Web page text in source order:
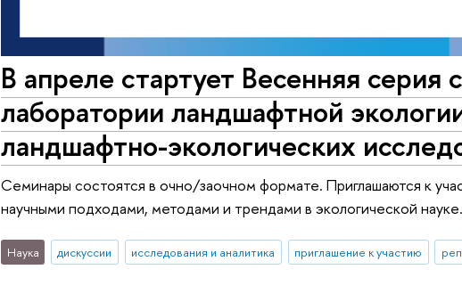
В апреле стартует Весенняя
лаборатории ландшафтной
ландшафтно-экологических
Семинары состоятся в очно/заочном формате. Приглашаются к
научными подходами, методами и трендами в экологической науке.
Наука дискуссии исследования и аналитика приглашение к участию